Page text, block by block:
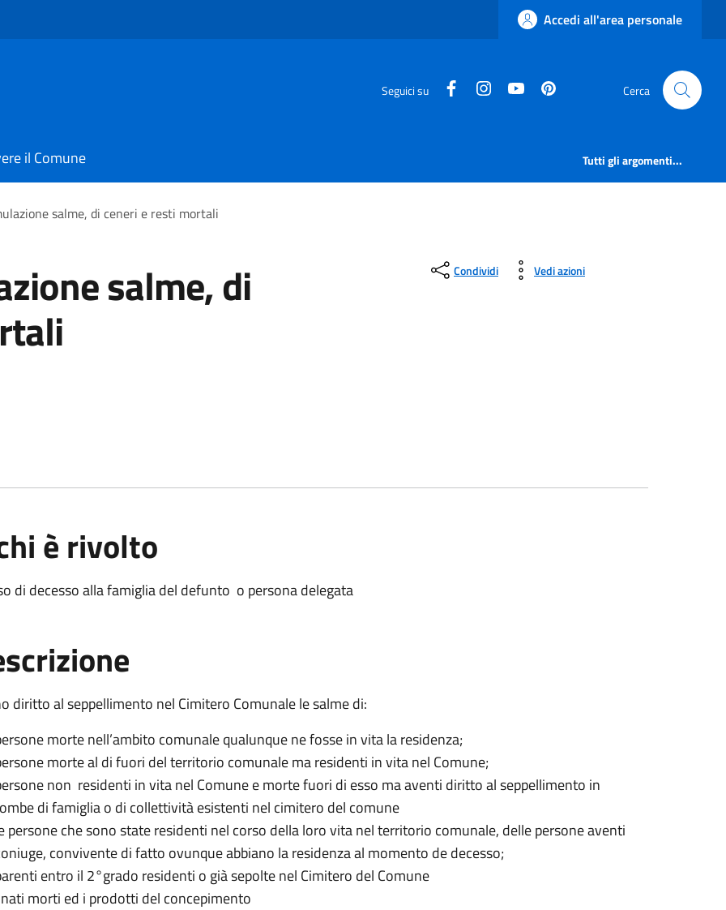
Accedi all'area personale
Seguici su facebookinstagramcanale youtube Cerca
il Comune Tutti gli argomenti...
salme, di ceneri e resti mortali
salme, di Condividi Vedi azioni
è rivolto
di decesso alla famiglia del defunto o persona delegata
diritto al seppellimento nel Cimitero Comunale le salme di:
morte nell’ambito comunale qualunque ne fosse in vita la residenza;
morte al di fuori del territorio comunale ma residenti in vita nel Comune;
non residenti in vita nel Comune e morte fuori di esso ma aventi diritto al seppellimento in
di famiglia o di collettività esistenti nel cimitero del comune
persone che sono state residenti nel corso della loro vita nel territorio comunale, delle persone aventi
convivente di fatto ovunque abbiano la residenza al momento de decesso;
entro il 2°grado residenti o già sepolte nel Cimitero del Comune
morti ed i prodotti del concepimento